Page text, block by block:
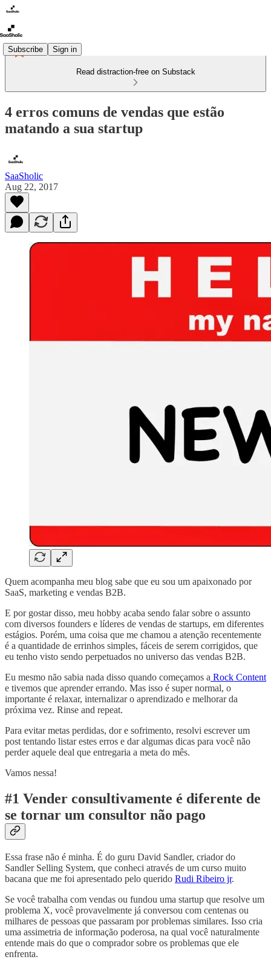
Subscribe Sign in
Read distraction-free on Substack
4 erros comuns de vendas que estão
matando a sua startup
SaaSholic
Aug 22, 2017
Quem acompanha meu blog sabe que eu sou um apaixonado por
SaaS, marketing e vendas B2B.
E por gostar disso, meu hobby acaba sendo falar sobre o assunto
com diversos founders e líderes de vendas de startups, em diferentes
estágios. Porém, uma coisa que me chamou a atenção recentemente
é a quantidade de errinhos simples, fáceis de serem corrigidos, que
eu tenho visto sendo perpetuados no universo das vendas B2B.
Eu mesmo não sabia nada disso quando começamos a Rock Content
e tivemos que aprender errando. Mas isso é super normal, o
importante é relaxar, internalizar o aprendizado e melhorar da
próxima vez. Rinse and repeat.
Para evitar metas perdidas, dor e sofrimento, resolvi escrever um
post tentando listar estes erros e dar algumas dicas para você não
perder aquele deal que entregaria a meta do mês.
Vamos nessa!
#1 Vender consultivamente é diferente de
se tornar um consultor não pago
Essa frase não é minha. É do guru David Sandler, criador do
Sandler Selling System, que conheci através de um curso muito
bacana que me foi apresentado pelo querido Rudi Ribeiro jr.
Se você trabalha com vendas ou fundou uma startup que resolve um
problema X, você provavelmente já conversou com centenas ou
milhares de pessoas que passaram por problemas similares. Isso cria
uma assimetria de informação poderosa, na qual você naturalmente
entende mais do que o comprador sobre os problemas que ele
enfrenta.